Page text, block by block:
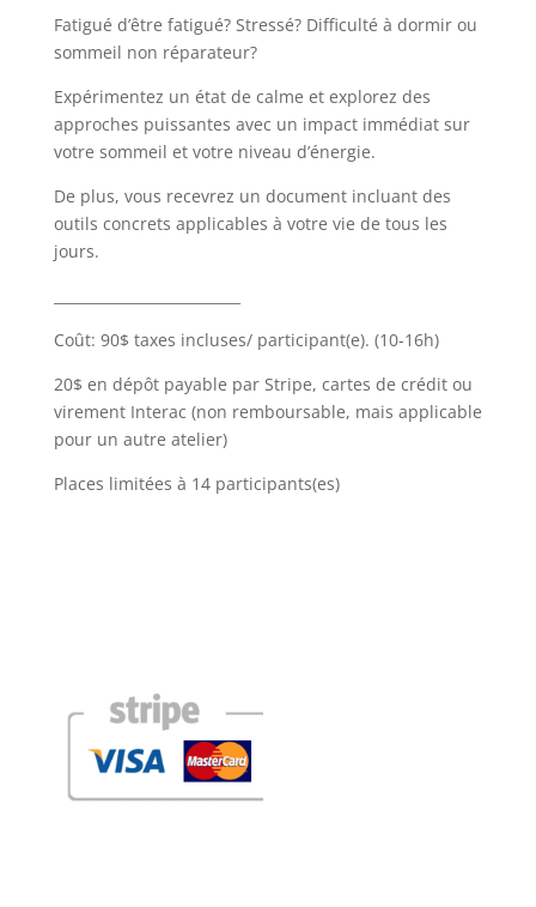
Fatigué d’être fatigué? Stressé? Difficulté à dormir ou
sommeil non réparateur?
Expérimentez un état de calme et explorez des
approches puissantes avec un impact immédiat sur
votre sommeil et votre niveau d’énergie.
De plus, vous recevrez un document incluant des
outils concrets applicables à votre vie de tous les
jours.
Coût: 90$ taxes incluses/ participant(e). (10-16h)
20$ en dépôt payable par Stripe, cartes de crédit ou
virement Interac (non remboursable, mais applicable
pour un autre atelier)
Places limitées à 14 participants(es)